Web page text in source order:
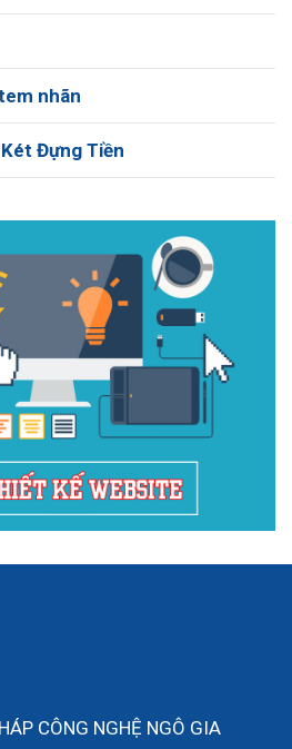
nhãn
Đựng Tiền
CÔNG NGHỆ NGÔ GIA